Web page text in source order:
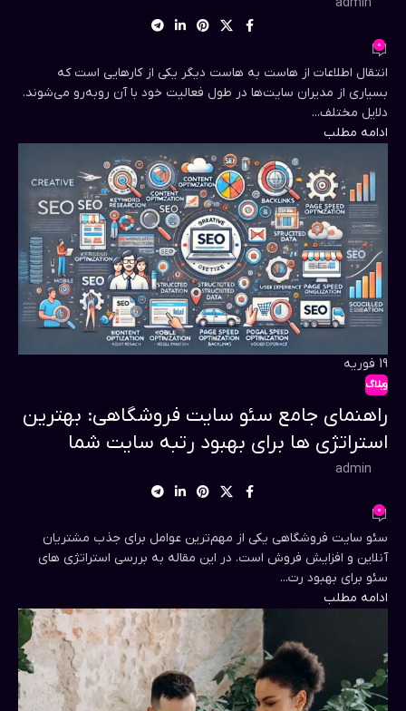
admin
0
انتقال اطلاعات از هاست به هاست دیگر یکی از کارهایی است که
بسیاری از مدیران سایت‌ها در طول فعالیت خود با آن روبه‌رو می‌شوند.
دلایل مختلف...
ادامه مطلب
19 فوریه
وبلاگ
راهنمای جامع سئو سایت فروشگاهی: بهترین
استراتژی ها برای بهبود رتبه سایت شما
admin
0
سئو سایت فروشگاهی یکی از مهم‌ترین عوامل برای جذب مشتریان
آنلاین و افزایش فروش است. در این مقاله به بررسی استراتژی های
سئو برای بهبود رت...
ادامه مطلب